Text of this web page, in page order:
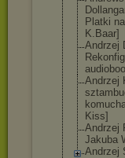
Platki
K.Baar]
Andrzej
Andrzej
Kiss]
Andrzej
Jakuba
Andrzej